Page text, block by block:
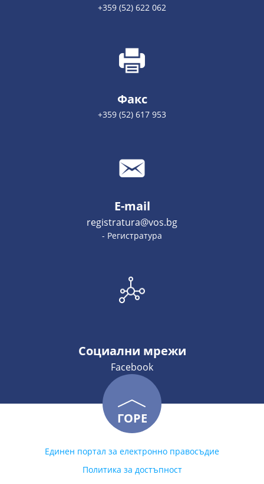
+359 (52) 622 062
Факс
+359 (52) 617 953
E-mail
registratura@vos.bg
- Регистратура
Социални мрежи
Facebook
ГОРЕ
Единен портал за електронно правосъдие
Политика за достъпност